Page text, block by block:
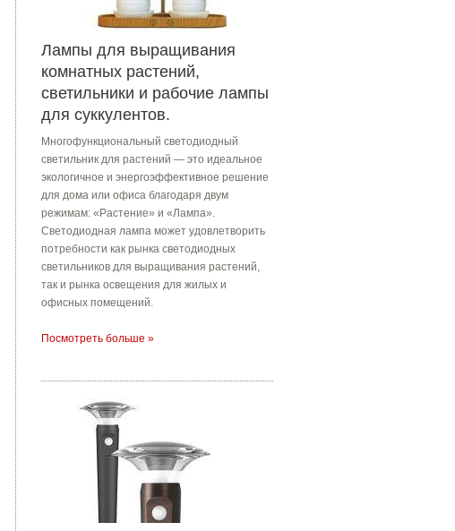
Лампы для выращивания
комнатных растений,
светильники и рабочие лампы
для суккулентов.
Многофункциональный светодиодный
светильник для растений — это идеальное
экологичное и энергоэффективное решение
для дома или офиса благодаря двум
режимам: «Растение» и «Лампа».
Светодиодная лампа может удовлетворить
потребности как рынка светодиодных
светильников для выращивания растений,
так и рынка освещения для жилых и
офисных помещений.
Посмотреть больше »